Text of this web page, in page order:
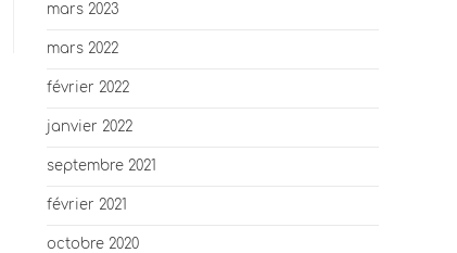
mars 2023
mars 2022
février 2022
janvier 2022
septembre 2021
février 2021
octobre 2020